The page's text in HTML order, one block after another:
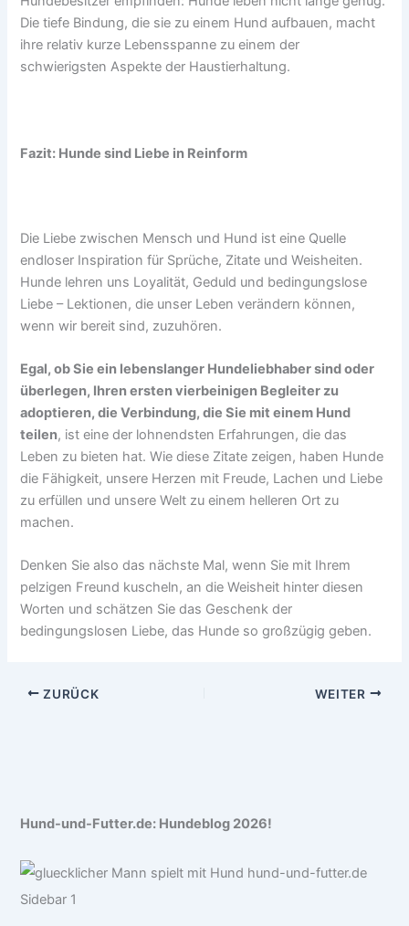
Die tiefe Bindung, die sie zu einem Hund aufbauen, macht
ihre relativ kurze Lebensspanne zu einem der
schwierigsten Aspekte der Haustierhaltung.
Fazit: Hunde sind Liebe in Reinform
Die Liebe zwischen Mensch und Hund ist eine Quelle
endloser Inspiration für Sprüche, Zitate und Weisheiten.
Hunde lehren uns Loyalität, Geduld und bedingungslose
Liebe – Lektionen, die unser Leben verändern können,
wenn wir bereit sind, zuzuhören.
Egal, ob Sie ein lebenslanger Hundeliebhaber sind oder
überlegen, Ihren ersten vierbeinigen Begleiter zu
adoptieren, die Verbindung, die Sie mit einem Hund
teilen, ist eine der lohnendsten Erfahrungen, die das
Leben zu bieten hat. Wie diese Zitate zeigen, haben Hunde
die Fähigkeit, unsere Herzen mit Freude, Lachen und Liebe
zu erfüllen und unsere Welt zu einem helleren Ort zu
machen.
Denken Sie also das nächste Mal, wenn Sie mit Ihrem
pelzigen Freund kuscheln, an die Weisheit hinter diesen
Worten und schätzen Sie das Geschenk der
bedingungslosen Liebe, das Hunde so großzügig geben.
ZURÜCK WEITER
Hund-und-Futter.de: Hundeblog 2026!